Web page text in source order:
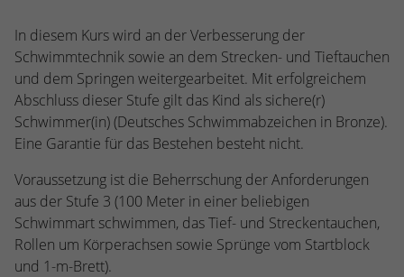
In diesem Kurs wird an der Verbesserung der
Schwimmtechnik sowie an dem Strecken- und Tieftauchen
und dem Springen weitergearbeitet. Mit erfolgreichem
Abschluss dieser Stufe gilt das Kind als sichere(r)
Schwimmer(in) (Deutsches Schwimmabzeichen in Bronze).
Eine Garantie für das Bestehen besteht nicht.
Voraussetzung ist die Beherrschung der Anforderungen
aus der Stufe 3 (100 Meter in einer beliebigen
Schwimmart schwimmen, das Tief- und Streckentauchen,
Rollen um Körperachsen sowie Sprünge vom Startblock
und 1-m-Brett).
Google Tag Manager, um die gezielte
Anzeigenplatzierung zu vereinfachen.